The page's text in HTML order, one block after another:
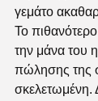
γεμάτο
Το
την μάνα του
πώλησης της
σκελετωμένη.